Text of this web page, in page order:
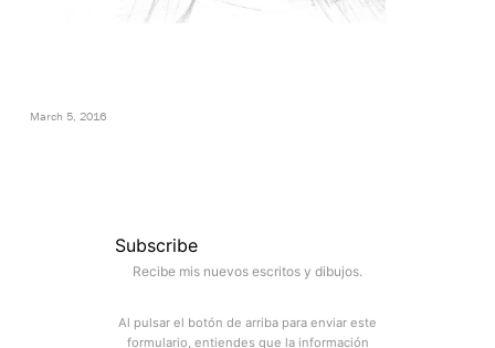
March 5, 2016
Subscribe
Recibe mis nuevos escritos y dibujos.
Al pulsar el botón de arriba para enviar este
formulario, entiendes que la información